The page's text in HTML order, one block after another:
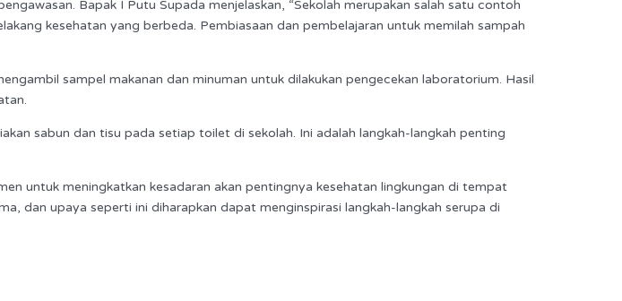
Bapak I Putu Supada menjelaskan, “Sekolah merupakan salah satu contoh
kesehatan yang berbeda. Pembiasaan dan pembelajaran untuk memilah sampah
sampel makanan dan minuman untuk dilakukan pengecekan laboratorium. Hasil
sabun dan tisu pada setiap toilet di sekolah. Ini adalah langkah-langkah penting
untuk meningkatkan kesadaran akan pentingnya kesehatan lingkungan di tempat
dan upaya seperti ini diharapkan dapat menginspirasi langkah-langkah serupa di